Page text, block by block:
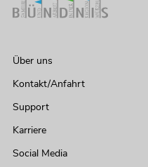
Über uns
Kontakt/Anfahrt
Support
Karriere
Social Media